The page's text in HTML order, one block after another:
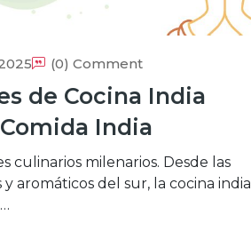
(0) Comment
de Cocina India
India
culinarios milenarios. Desde las
aromáticos del sur, la cocina india